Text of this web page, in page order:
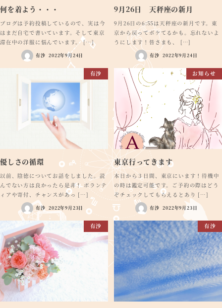
何を着よう・・・
ブログは予約投稿しているので、実は今
はまだ自宅で書いています。そして東京
滞在中の洋服に悩んでいます。 […]
有沙 2022年9月24日
9月26日 天秤座の新月
9月26日の6:55は天秤座の新月です。東
京から戻ってボケてるかも。忘れないよ
うにします！皆さまも、 […]
有沙 2022年9月24日
有沙
優しさの循環
以前、陰徳についてお話をしました。読
んでない方は良かったら是非！ ボランテ
ィアや寄付、チャンスがあっ […]
有沙 2022年9月23日
お知らせ
東京行ってきます
本日から３日間、東京にいます！待機中
の時は鑑定可能です。ご予約の際はどう
ぞチェックしてもらえるとあり […]
有沙 2022年9月23日
有沙 有沙